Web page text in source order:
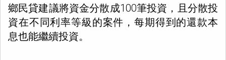
鄉民貸建議將資金分散成100筆投資，且分散投
資在不同利率等級的案件，每期得到的還款本
息也能繼續投資。